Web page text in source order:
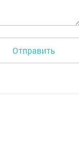
Отправить